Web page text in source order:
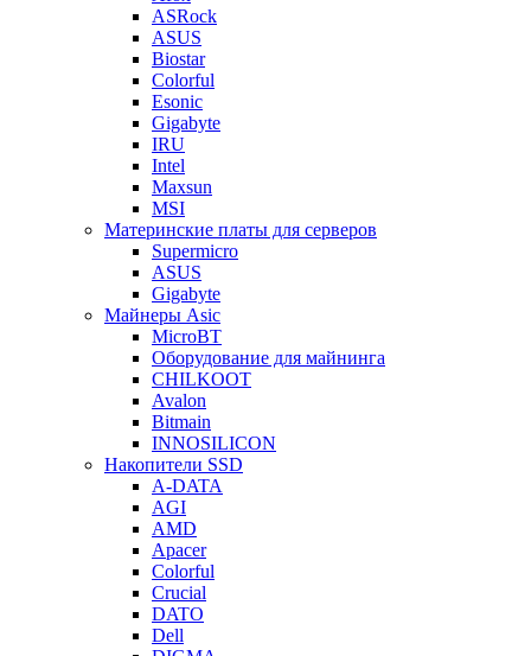
ASRock
ASUS
Biostar
Colorful
Esonic
Gigabyte
IRU
Intel
Maxsun
MSI
Материнские платы для серверов
Supermicro
ASUS
Gigabyte
Майнеры Asic
MicroBT
Оборудование для майнинга
CHILKOOT
Avalon
Bitmain
INNOSILICON
Накопители SSD
A-DATA
AGI
AMD
Apacer
Colorful
Crucial
DATO
Dell